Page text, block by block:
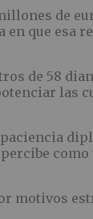
de
en que esa
de 58
las
motivos